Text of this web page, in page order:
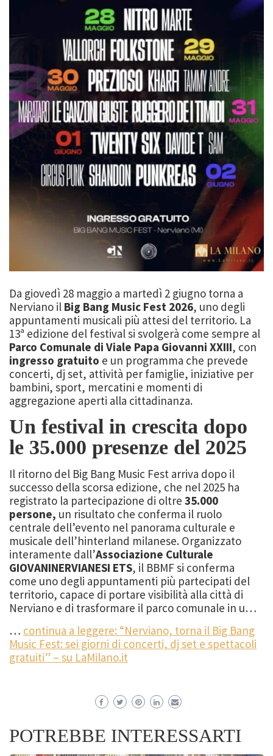
Da giovedì 28 maggio a martedì 2 giugno torna a
Nerviano il Big Bang Music Fest 2026, uno degli
appuntamenti musicali più attesi del territorio. La
13ª edizione del festival si svolgerà come sempre al
Parco Comunale di Viale Papa Giovanni XXIII, con
ingresso gratuito e un programma che prevede
concerti, dj set, attività per famiglie, iniziative per
bambini, sport, mercatini e momenti di
aggregazione aperti alla cittadinanza.
Un festival in crescita dopo
le 35.000 presenze del 2025
Il ritorno del Big Bang Music Fest arriva dopo il
successo della scorsa edizione, che nel 2025 ha
registrato la partecipazione di oltre 35.000
persone, un risultato che conferma il ruolo
centrale dell’evento nel panorama culturale e
musicale dell’hinterland milanese. Organizzato
interamente dall’Associazione Culturale
GIOVANINERVIANESI ETS, il BBMF si conferma
come uno degli appuntamenti più partecipati del
territorio, capace di portare visibilità alla città di
Nerviano e di trasformare il parco comunale in u…
… continua a leggere: “Nerviano, torna il Big Bang
Music Fest: sei giorni di concerti, dj set e spettacoli
gratuiti” – su LaMilano.it
POTREBBE INTERESSARTI